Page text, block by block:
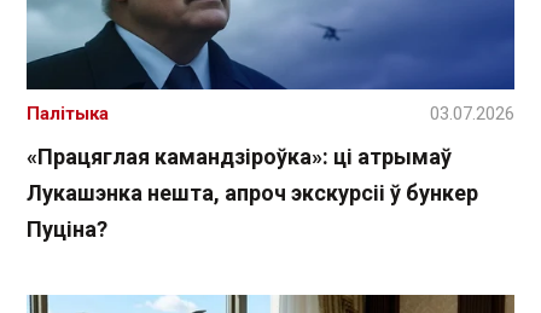
«Працяглая камандзіроўка»: ці атрымаў
Лукашэнка нешта, апроч экскурсіі ў бункер
Пуціна?
Палітыка 03.07.2026